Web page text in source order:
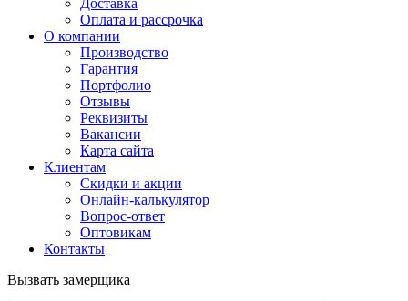
Доставка
Оплата и рассрочка
О компании
Производство
Гарантия
Портфолио
Отзывы
Реквизиты
Вакансии
Карта сайта
Клиентам
Скидки и акции
Онлайн-калькулятор
Вопрос-ответ
Оптовикам
Контакты
Вызвать замерщика